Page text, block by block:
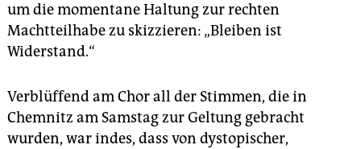
um die momentane Haltung zur rechten
Machtteilhabe zu skizzieren: „Bleiben ist
Widerstand.“
Verblüffend am Chor all der Stimmen, die in
Chemnitz am Samstag zur Geltung gebracht
wurden, war indes, dass von dystopischer,